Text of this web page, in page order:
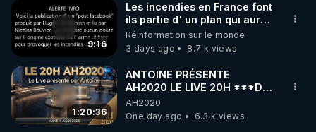
9:16
Les incendies en France font
ils partie d' un plan qui aurait
débuté le 11 septembre 2001
?
Réinformation sur le monde
3 days ago
8.7 k views
1:20:36
ANTOINE PRÉSENTE
AH2020 LE LIVE 20H ***DU
04/08/2026*** 📷LE
GRAND RÉVEIL EST EN
MARCHE 📷
AH2020
One day ago
6.3 k views